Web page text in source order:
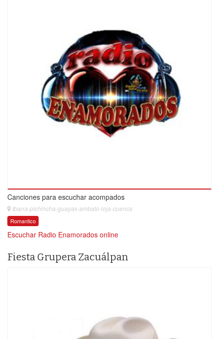
Canciones para escuchar acompados
Ibarra-pichincha-guayas-ambato-loja-cuenca
Romantico
Escuchar Radio Enamorados online
Fiesta Grupera Zacuálpan